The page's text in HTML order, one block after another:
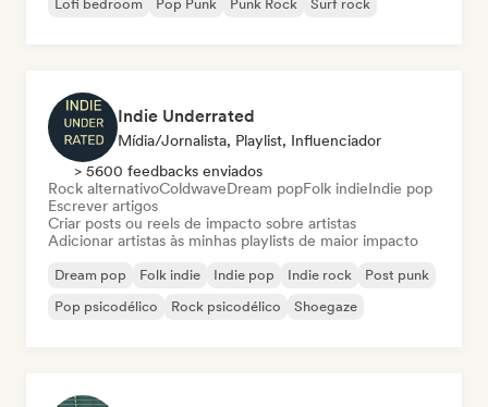
Lofi bedroom
Pop Punk Punk Rock Surf rock
Indie Underrated
Mídia/Jornalista, Playlist, Influenciador
> 5600 feedbacks enviados
Rock alternativoColdwaveDream popFolk indieIndie pop
Escrever artigos
Criar posts ou reels de impacto sobre artistas
Adicionar artistas às minhas playlists de maior impacto
Dream pop Folk indie Indie pop Indie rock
Post punk
Pop psicodélico
Rock psicodélico Shoegaze